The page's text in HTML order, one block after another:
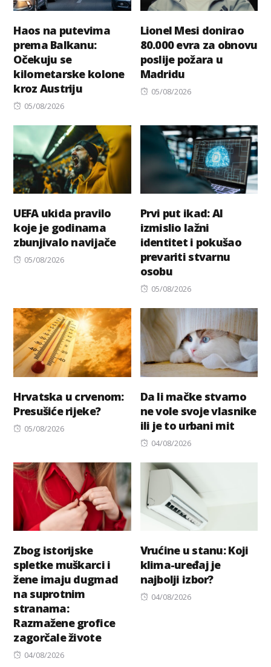
Haos na putevima
prema Balkanu:
Očekuju se
kilometarske kolone
kroz Austriju
Posted
05/08/2026
Lionel Mesi donirao
80.000 evra za obnovu
poslije požara u
Madridu
Posted
05/08/2026
UEFA ukida pravilo
koje je godinama
zbunjivalo navijače
Posted
05/08/2026
Prvi put ikad: AI
izmislio lažni
identitet i pokušao
prevariti stvarnu
osobu
Posted
05/08/2026
Hrvatska u crvenom:
Presušiće rijeke?
Posted
05/08/2026
Da li mačke stvarno
ne vole svoje vlasnike
ili je to urbani mit
Posted
04/08/2026
Zbog istorijske
spletke muškarci i
žene imaju dugmad
na suprotnim
stranama:
Razmažene grofice
zagorčale živote
Posted
04/08/2026
Vrućine u stanu: Koji
klima-uređaj je
najbolji izbor?
Posted
04/08/2026